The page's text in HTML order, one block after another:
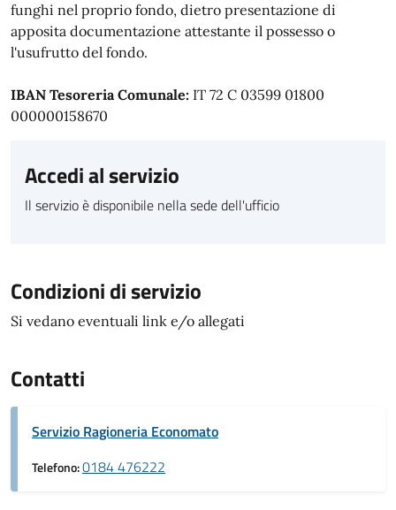
funghi nel proprio fondo, dietro presentazione di
apposita documentazione attestante il possesso o
l'usufrutto del fondo.
IBAN Tesoreria Comunale: IT 72 C 03599 01800
000000158670
Accedi al servizio
Il servizio è disponibile nella sede dell'ufficio
Condizioni di servizio
Si vedano eventuali link e/o allegati
Contatti
Servizio Ragioneria Economato
Telefono:0184 476222